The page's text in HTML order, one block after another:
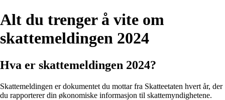
Alt du trenger å vite om
skattemeldingen 2024
Hva er skattemeldingen 2024?
Skattemeldingen er dokumentet du mottar fra Skatteetaten hvert år, der
du rapporterer din økonomiske informasjon til skattemyndighetene.